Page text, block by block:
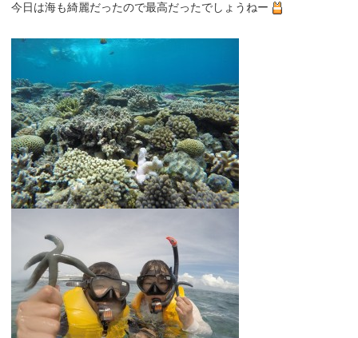
今日は海も綺麗だったので最高だったでしょうねー